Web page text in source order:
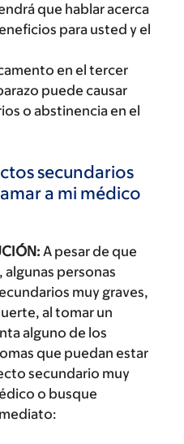
que hablar acerca
para usted y el
en el tercer
puede causar
o abstinencia en el
secundarios
a mi médico
A pesar de que
personas
muy graves,
al tomar un
alguno de los
que puedan estar
secundario muy
o busque